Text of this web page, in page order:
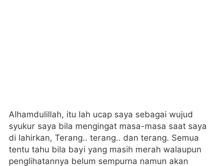
Alhamdulillah, itu lah ucap saya sebagai wujud
syukur saya bila mengingat masa-masa saat saya
di lahirkan, Terang.. terang.. dan terang. Semua
tentu tahu bila bayi yang masih merah walaupun
penglihatannya belum sempurna namun akan